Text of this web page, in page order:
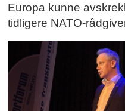
Europa kunne
tidligere NATO-